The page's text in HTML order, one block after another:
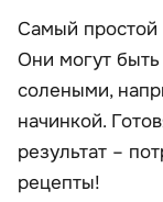
Самый простой
Они могут
солеными,
начинкой.
результат –
рецепты!